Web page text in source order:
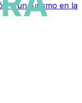
y un turismo en la